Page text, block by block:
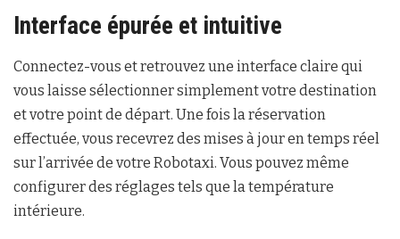
Interface épurée et intuitive
Connectez-vous et retrouvez une interface claire qui
vous laisse sélectionner simplement votre destination
et votre point de départ. Une fois la réservation
effectuée, vous recevrez des mises à jour en temps réel
sur l’arrivée de votre Robotaxi. Vous pouvez même
configurer des réglages tels que la température
intérieure.